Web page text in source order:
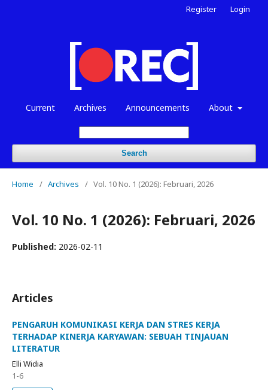
Current Archives Announcements About
Search
Register Login
Home / Archives / Vol. 10 No. 1 (2026): Februari, 2026
Vol. 10 No. 1 (2026): Februari, 2026
Published: 2026-02-11
Articles
PENGARUH KOMUNIKASI KERJA DAN STRES KERJA
TERHADAP KINERJA KARYAWAN: SEBUAH TINJAUAN
LITERATUR
Elli Widia
1-6